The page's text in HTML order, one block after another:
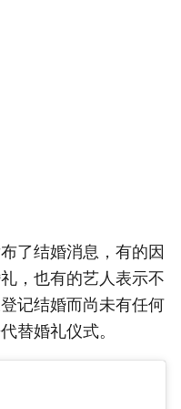
了结婚消息，有的因
，也有的艺人表示不
记结婚而尚未有任何
替婚礼仪式。